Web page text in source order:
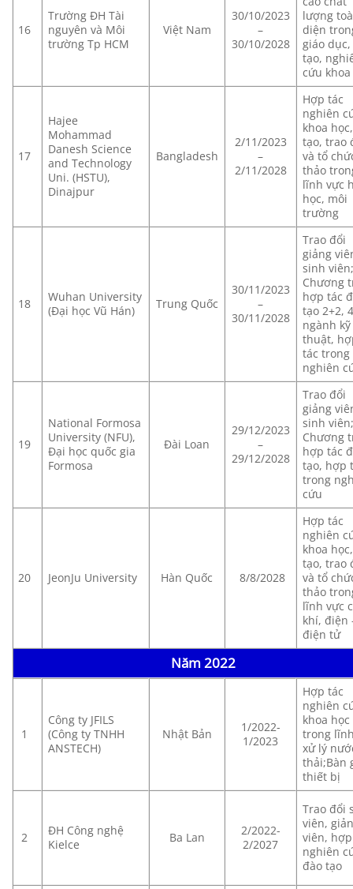
16
Trường ĐH Tài
nguyên và Môi
trường Tp HCM
Việt Nam
30/10/2023
–
30/10/2028
lượng
diện
giáo
tạo,
cứu
17
Hajee
Mohammad
Danesh Science
and Technology
Uni. (HSTU),
Dinajpur
Bangladesh
2/11/2023
–
2/11/2028
Hợp tác
nghiên
khoa
tạo, trao
và tổ
thảo
lĩnh vực
học, môi
trường
18
Wuhan University
(Đại học Vũ Hán)
Trung Quốc
30/11/2023
–
30/11/2028
Trao đổi
giảng
sinh
Chương
hợp tác
tạo 2+2,
ngành kỹ
thuật,
tác trong
nghiên
19
National Formosa
University (NFU),
Đại học quốc gia
Formosa
Đài Loan
29/12/2023
–
29/12/2028
Trao đổi
giảng
sinh
Chương
hợp tác
tạo, hợp
trong
cứu
20 JeonJu University Hàn Quốc 8/8/2028
Hợp tác
nghiên
khoa
tạo, trao
và tổ
thảo
lĩnh vực
khí, điện
điện tử
Năm 2022
1
Công ty JFILS
(Công ty TNHH
ANSTECH)
Nhật Bản
1/2022-
1/2023
Hợp tác
nghiên
khoa học
trong
xử lý
thải;Bàn
thiết bị
2
ĐH Công nghệ
Kielce
Ba Lan
2/2022-
2/2027
Trao đổi
viên,
viên,
nghiên
đào tạo